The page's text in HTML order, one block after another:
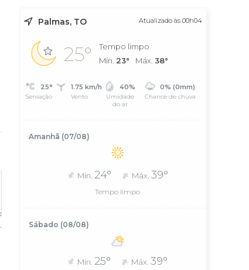
Palmas, TO Atualizado às 00h04
25°
Tempo limpo
Mín. 23° Máx. 38°
25°
Sensação
1.75 km/h
Vento
40%
Umidade
do ar
0% (0mm)
Chance de chuva
Amanhã (07/08)
Mín. 24° Máx. 39°
Tempo limpo
Sábado (08/08)
Mín. 25° Máx.39°